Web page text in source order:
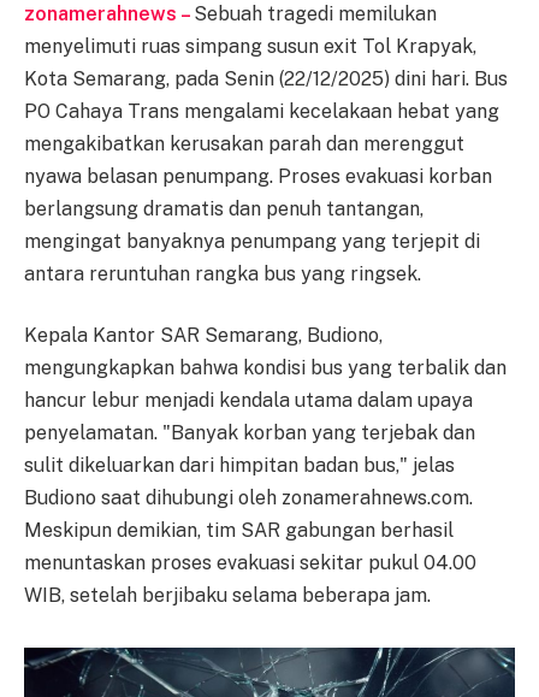
zonamerahnews – Sebuah tragedi memilukan
menyelimuti ruas simpang susun exit Tol Krapyak,
Kota Semarang, pada Senin (22/12/2025) dini hari. Bus
PO Cahaya Trans mengalami kecelakaan hebat yang
mengakibatkan kerusakan parah dan merenggut
nyawa belasan penumpang. Proses evakuasi korban
berlangsung dramatis dan penuh tantangan,
mengingat banyaknya penumpang yang terjepit di
antara reruntuhan rangka bus yang ringsek.
Kepala Kantor SAR Semarang, Budiono,
mengungkapkan bahwa kondisi bus yang terbalik dan
hancur lebur menjadi kendala utama dalam upaya
penyelamatan. "Banyak korban yang terjebak dan
sulit dikeluarkan dari himpitan badan bus," jelas
Budiono saat dihubungi oleh zonamerahnews.com.
Meskipun demikian, tim SAR gabungan berhasil
menuntaskan proses evakuasi sekitar pukul 04.00
WIB, setelah berjibaku selama beberapa jam.